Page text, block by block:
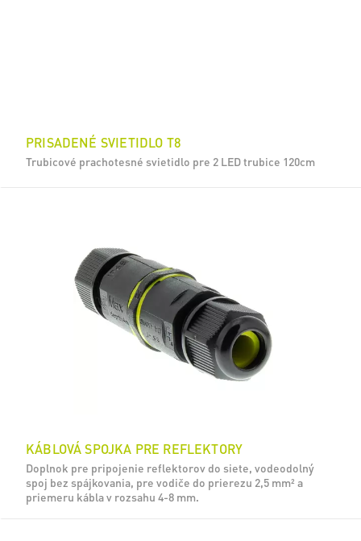
PRISADENÉ SVIETIDLO T8
Trubicové prachotesné svietidlo pre 2 LED trubice 120cm
KÁBLOVÁ SPOJKA PRE REFLEKTORY
Doplnok pre pripojenie reflektorov do siete, vodeodolný
spoj bez spájkovania, pre vodiče do prierezu 2,5 mm² a
priemeru kábla v rozsahu 4-8 mm.